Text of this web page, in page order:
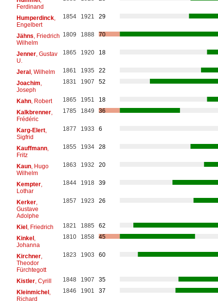
Ferdinand
Humperdinck,
Engelbert
1854 1921 29
Jähns , Friedrich
Wilhelm
1809 1888 70
Jenner, Gustav
U.
1865 1920 18
Jeral, Wilhelm 1861 1935
22
Joachim
Joseph
1831 1907 52
Kahn, Robert 1865 1951
18
Kalkbrenner,
Frédéric
1785 1849 36
Karg-Elert,
Sigfrid
1877 1933 6
Kauffmann,
Fritz
1855 1934 28
Kaun, Hugo
Wilhelm
1863 1932 20
Kempter,
Lothar
1844 1918 39
Kerker,
Gustave
Adolphe
1857 1923 26
Kiel, Friedrich 1821 1885
62
Kinkel,
Johanna
1810 1858 45
Kirchner,
Theodor
Fürchtegott
1823 1903 60
Kistler, Cyrill 1848 1907
35
Kleinmichel,
Richard
1846 1901 37